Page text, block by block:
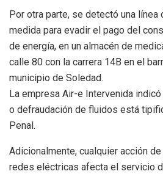
Por otra parte, se detectó una
medida para evadir el pago del
de energía, en un almacén de
calle 80 con la carrera 14B en el
municipio de Soledad.
La empresa Air-e Intervenida
o defraudación de fluidos está
Penal.
Adicionalmente, cualquier acción
redes eléctricas afecta el servicio